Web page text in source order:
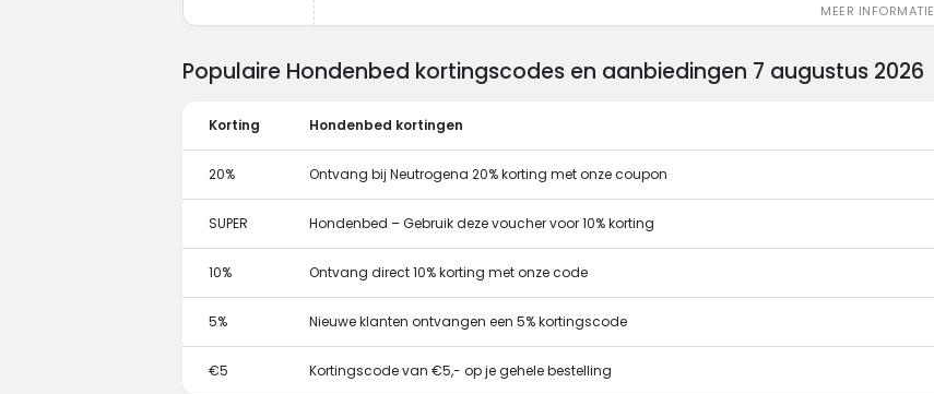
MEER INFORMATIE
Populaire Hondenbed kortingscodes en aanbiedingen 7 augustus 2026
Korting Hondenbed kortingen
20% Ontvang bij Neutrogena 20% korting met onze coupon
SUPER Hondenbed – Gebruik deze voucher voor 10% korting
10% Ontvang direct 10% korting met onze code
5% Nieuwe klanten ontvangen een 5% kortingscode
€5 Kortingscode van €5,- op je gehele bestelling